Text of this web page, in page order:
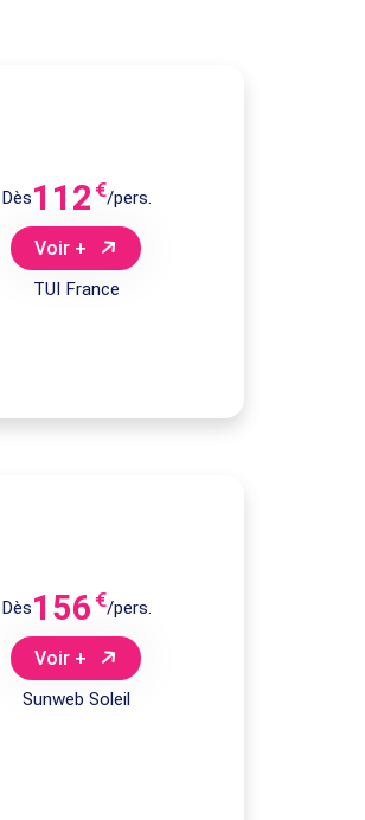
Dès112 €/pers.
Voir +
TUI France
Dès156 €/pers.
Voir +
Sunweb Soleil